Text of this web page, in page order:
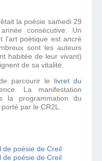
la poésie samedi 29
consécutive. Un
l'art poétique est ancré
sont les auteurs
habitée de leur vivant)
de sa vitalité.
parcourir le livret du
La manifestation
la programmation du
porté par le CR2L.